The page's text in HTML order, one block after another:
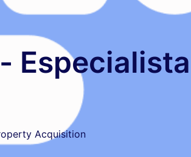
Acquisition